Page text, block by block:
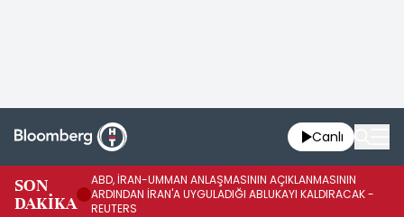
Canlı
SON
DAKİKA
ABD, İRAN-UMMAN ANLAŞMASININ AÇIKLANMASININ
ARDINDAN İRAN'A UYGULADIĞI ABLUKAYI KALDIRACAK -
REUTERS